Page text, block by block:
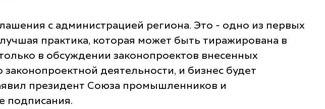
с администрацией региона. Это - одно из первых
практика, которая может быть тиражирована в
в обсуждении законопроектов внесенных
законопроектной деятельности, и бизнес будет
президент Союза промышленников и
подписания.